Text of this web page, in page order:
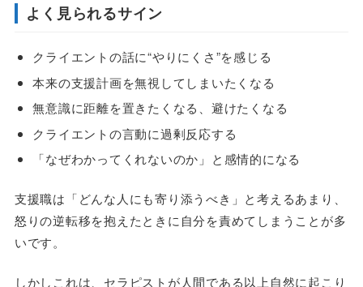
よく見られるサイン
クライエントの話に“やりにくさ”を感じる
本来の支援計画を無視してしまいたくなる
無意識に距離を置きたくなる、避けたくなる
クライエントの言動に過剰反応する
「なぜわかってくれないのか」と感情的になる
支援職は「どんな人にも寄り添うべき」と考えるあまり、
怒りの逆転移を抱えたときに自分を責めてしまうことが多
いです。
しかしこれは、セラピストが人間である以上自然に起こり